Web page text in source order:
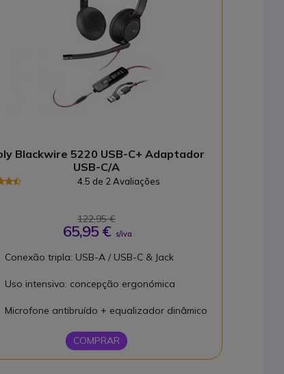
5220 USB-C+ Adaptador
USB-C/A
4.5 de 2 Avaliações
122,95 €
65,95 € s/iva
Conexão tripla: USB-A / USB-C & Jack
Uso intensivo: concepção ergonómica
Microfone antibruído + equalizador dinâmico
COMPRAR